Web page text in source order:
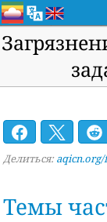
Делиться:
Темы